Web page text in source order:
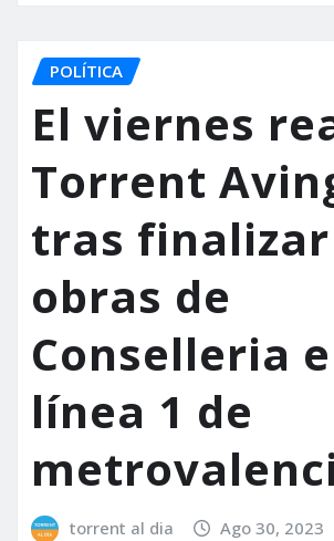
POLÍTICA
El viernes
Torrent
tras
obras de
Conselleria
línea 1 de
torrent al dia Ago 30, 2023